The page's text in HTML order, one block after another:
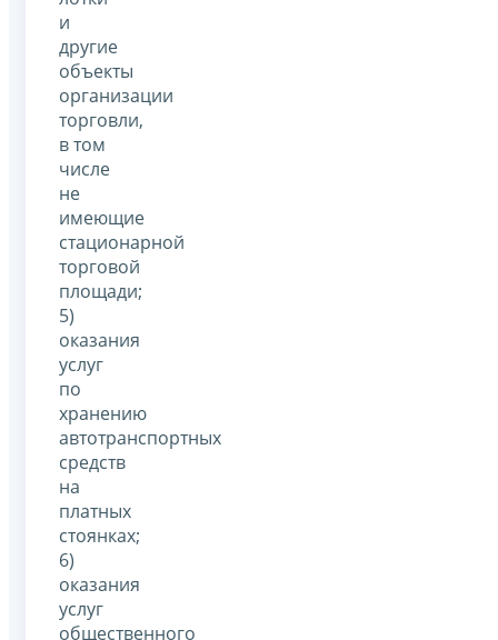
и
другие
объекты
организации
торговли,
в том
числе
не
имеющие
стационарной
торговой
площади;
5)
оказания
услуг
по
хранению
автотранспортных
средств
на
платных
стоянках;
6)
оказания
услуг
общественного